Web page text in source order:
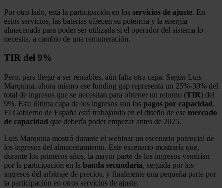
Por otro lado, está la participación en los servicios de ajuste. En
estos servicios, las baterías ofrecen su potencia y la energía
almacenada para poder ser utilizada si el operador del sistema lo
necesita, a cambio de una remuneración.
TIR del 9%
Pero, para llegar a ser rentables, aún falta otra capa. Según Luis
Marquina, ahora mismo ese funding gap representa un 25%‑30% del
total de ingresos que se necesitan para obtener un retorno (TIR) del
9%. Esta última capa de los ingresos son los pagos por capacidad.
El Gobierno de España está trabajando en el diseño de ese mercado
de capacidad que debería poder empezar antes de 2025.
Luis Marquina mostró durante el webinar un escenario potencial de
los ingresos del almacenamiento. Este escenario mostraría que,
durante los primeros años, la mayor parte de los ingresos vendrían
por la participación en la banda secundaria, seguida por los
ingresos del arbitraje de precios, y finalmente una pequeña parte por
la participación en otros servicios de ajuste.